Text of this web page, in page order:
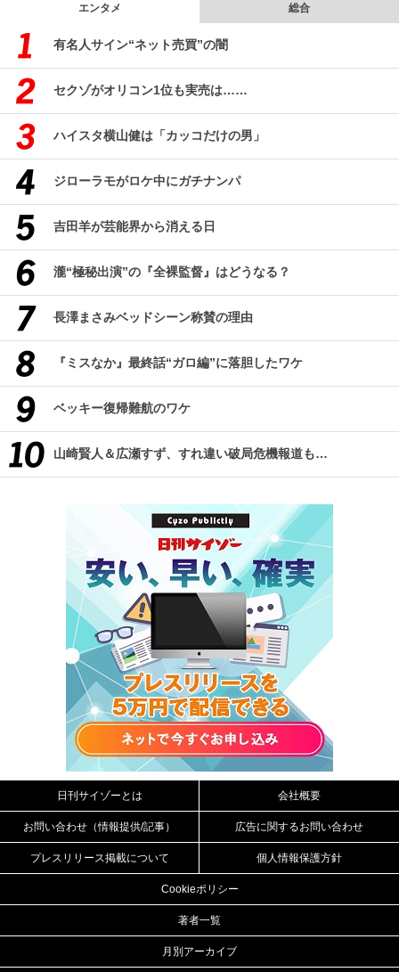
エンタメ 総合
有名人サイン“ネット売買”の闇
セクゾがオリコン1位も実売は……
ハイスタ横山健は「カッコだけの男」
ジローラモがロケ中にガチナンパ
吉田羊が芸能界から消える日
瀧“極秘出演”の『全裸監督』はどうなる？
長澤まさみベッドシーン称賛の理由
『ミスなか』最終話“ガロ編”に落胆したワケ
ベッキー復帰難航のワケ
山崎賢人＆広瀬すず、すれ違い破局危機報道も…
日刊サイゾーとは 会社概要
お問い合わせ（情報提供/記事） 広告に関するお問い合わせ
プレスリリース掲載について 個人情報保護方針
Cookieポリシー
著者一覧
月別アーカイブ